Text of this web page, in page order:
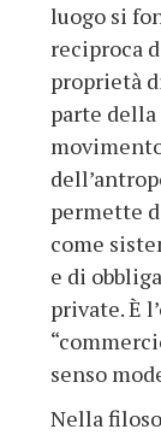
luogo si
reciproca
proprietà
parte della
permette
come
e di
private. È
senso
Nella